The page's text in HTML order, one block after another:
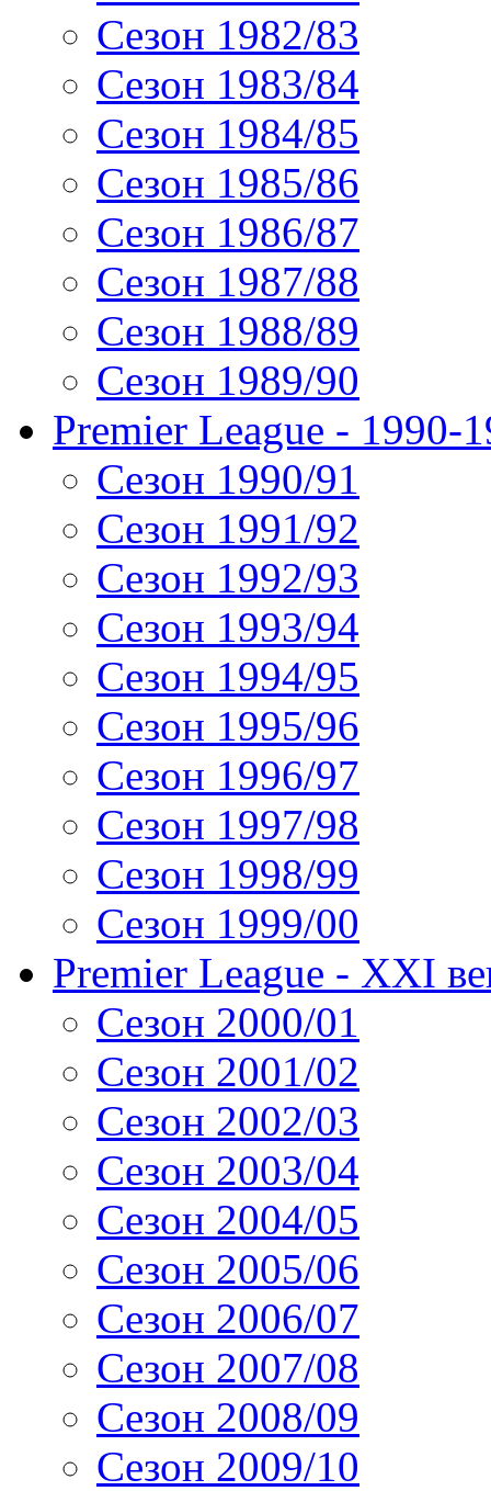
Сезон 1982/83
Сезон 1983/84
Сезон 1984/85
Сезон 1985/86
Сезон 1986/87
Сезон 1987/88
Сезон 1988/89
Сезон 1989/90
Premier League - 1990-
Сезон 1990/91
Сезон 1991/92
Сезон 1992/93
Сезон 1993/94
Сезон 1994/95
Сезон 1995/96
Сезон 1996/97
Сезон 1997/98
Сезон 1998/99
Сезон 1999/00
Premier League - XXI
Сезон 2000/01
Сезон 2001/02
Сезон 2002/03
Сезон 2003/04
Сезон 2004/05
Сезон 2005/06
Сезон 2006/07
Сезон 2007/08
Сезон 2008/09
Сезон 2009/10